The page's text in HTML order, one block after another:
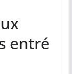
entré